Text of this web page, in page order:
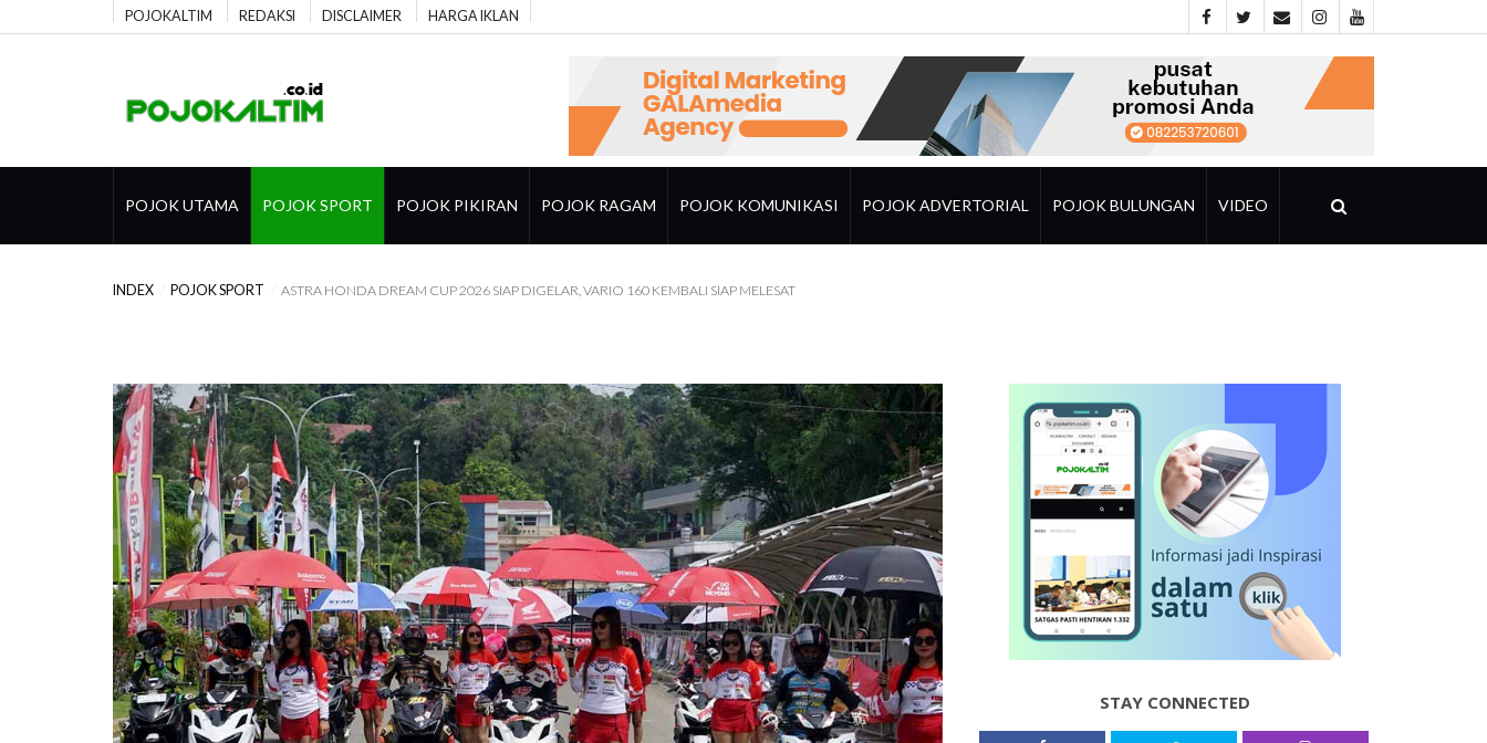
POJOKALTIM REDAKSI DISCLAIMER HARGA IKLAN
POJOK UTAMA POJOK SPORT POJOK PIKIRAN POJOK RAGAM POJOK KOMUNIKASI POJOK ADVERTORIAL POJOK BULUNGAN VIDEO
INDEX POJOK SPORT ASTRA HONDA DREAM CUP 2026 SIAP DIGELAR, VARIO 160 KEMBALI SIAP MELESAT
STAY CONNECTED